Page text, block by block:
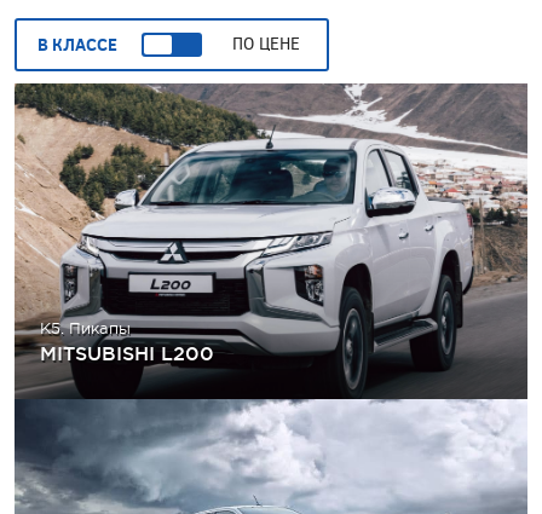
В КЛАССЕ ПО ЦЕНЕ
K5. Пикапы
MITSUBISHI L200